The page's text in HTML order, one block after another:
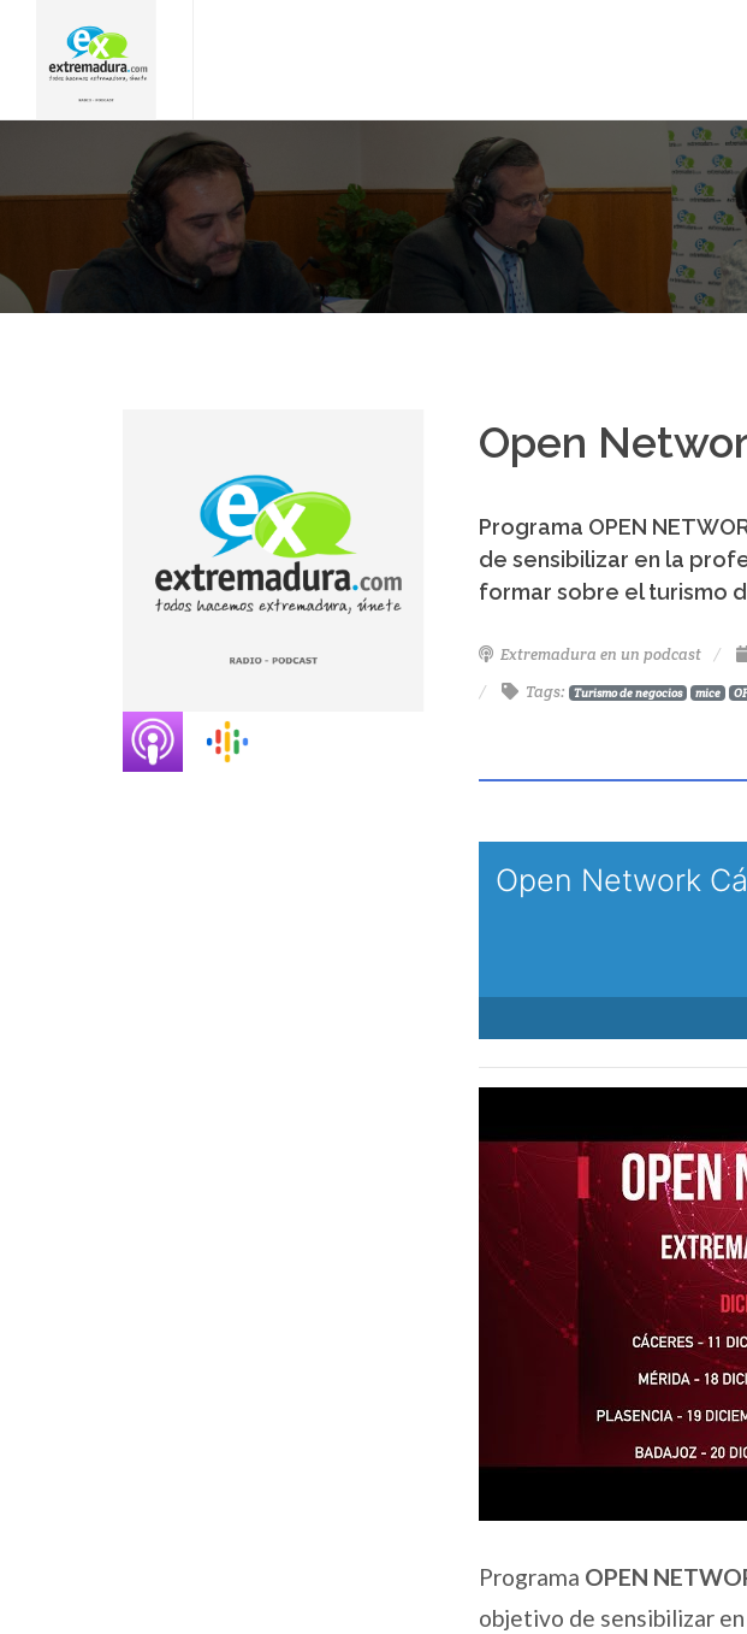
Open
Programa OPEN
de sensibilizar en la
formar sobre el turismo
Extremadura en un podcast
Tags: Turismo de negocios mice
Programa OPEN
objetivo de sensibilizar